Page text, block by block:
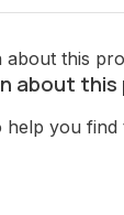
about
help you